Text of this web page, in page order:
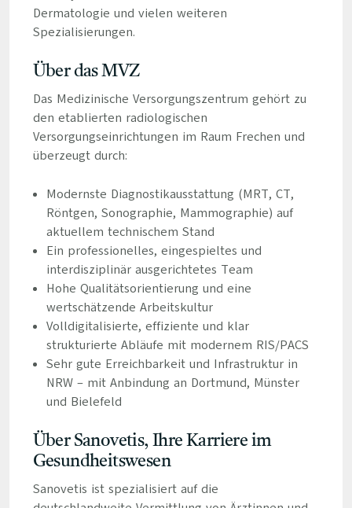
Dermatologie und vielen weiteren
Spezialisierungen.
Über das MVZ
Das Medizinische Versorgungszentrum gehört zu
den etablierten radiologischen
Versorgungseinrichtungen im Raum Frechen und
überzeugt durch:
Modernste Diagnostikausstattung (MRT, CT,
Röntgen, Sonographie, Mammographie) auf
aktuellem technischem Stand
Ein professionelles, eingespieltes und
interdisziplinär ausgerichtetes Team
Hohe Qualitätsorientierung und eine
wertschätzende Arbeitskultur
Volldigitalisierte, effiziente und klar
strukturierte Abläufe mit modernem RIS/PACS
Sehr gute Erreichbarkeit und Infrastruktur in
NRW – mit Anbindung an Dortmund, Münster
und Bielefeld
Über Sanovetis, Ihre Karriere im
Gesundheitswesen
Sanovetis ist spezialisiert auf die